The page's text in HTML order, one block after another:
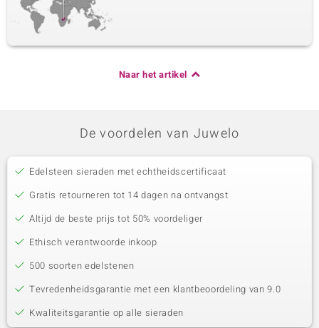
Naar het artikel
De voordelen van Juwelo
Edelsteen sieraden met echtheidscertificaat
Gratis retourneren tot 14 dagen na ontvangst
Altijd de beste prijs tot 50% voordeliger
Ethisch verantwoorde inkoop
500 soorten edelstenen
Tevredenheidsgarantie met een klantbeoordeling van 9.0
Kwaliteitsgarantie op alle sieraden